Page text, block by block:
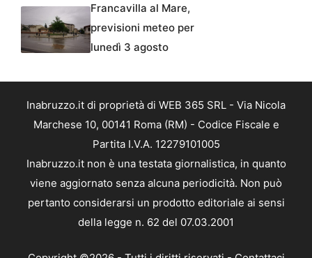
Francavilla al Mare,
previsioni meteo per
lunedì 3 agosto
Inabruzzo.it di proprietà di WEB 365 SRL - Via Nicola
Marchese 10, 00141 Roma (RM) - Codice Fiscale e
Partita I.V.A. 12279101005
Inabruzzo.it non è una testata giornalistica, in quanto
viene aggiornato senza alcuna periodicità. Non può
pertanto considerarsi un prodotto editoriale ai sensi
della legge n. 62 del 07.03.2001